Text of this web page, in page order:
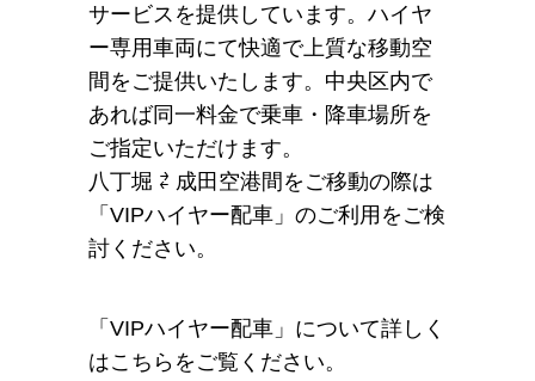
サービスを提供しています。ハイヤ
ー専用車両にて快適で上質な移動空
間をご提供いたします。中央区内で
あれば同一料金で乗車・降車場所を
ご指定いただけます。
八丁堀 ⇄ 成田空港間をご移動の際は
「VIPハイヤー配車」のご利用をご検
討ください。
「VIPハイヤー配車」について詳しく
はこちらをご覧ください。